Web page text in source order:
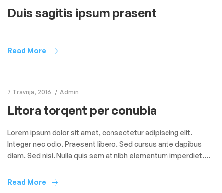
Duis sagitis ipsum prasent
Read More
7 Travnja, 2016 Admin
Litora torqent per conubia
Lorem ipsum dolor sit amet, consectetur adipiscing elit.
Integer nec odio. Praesent libero. Sed cursus ante dapibus
diam. Sed nisi. Nulla quis sem at nibh elementum imperdiet.
augue semper porta. Mauris massa. Vestibulum lacinia arcu
Read More